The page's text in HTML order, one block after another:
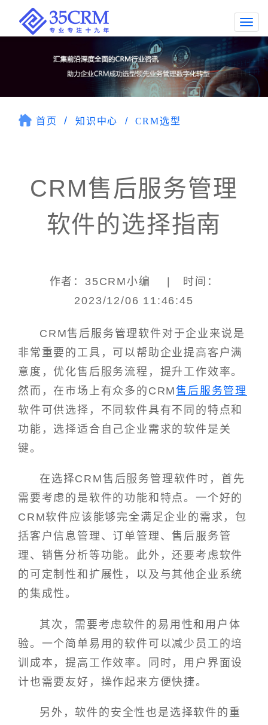
首页 知识中心 CRM选型
CRM售后服务管理
软件的选择指南
作者：35CRM小编 | 时间：
2023/12/06 11:46:45
CRM售后服务管理软件对于企业来说是
非常重要的工具，可以帮助企业提高客户满
意度，优化售后服务流程，提升工作效率。
然而，在市场上有众多的CRM售后服务管理
软件可供选择，不同软件具有不同的特点和
功能，选择适合自己企业需求的软件是关
键。
在选择CRM售后服务管理软件时，首先
需要考虑的是软件的功能和特点。一个好的
CRM软件应该能够完全满足企业的需求，包
括客户信息管理、订单管理、售后服务管
理、销售分析等功能。此外，还要考虑软件
的可定制性和扩展性，以及与其他企业系统
的集成性。
其次，需要考虑软件的易用性和用户体
验。一个简单易用的软件可以减少员工的培
训成本，提高工作效率。同时，用户界面设
计也需要友好，操作起来方便快捷。
另外，软件的安全性也是选择软件的重